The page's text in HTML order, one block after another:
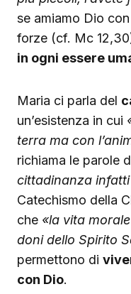
se amiamo Dio
forze (cf. Mc
in ogni essere
Maria ci parla del
un’esistenza in cui
terra ma con
richiama le parole
cittadinanza infatti
Catechismo della
che «la vita
doni dello Spirito
permettono di
con Dio.